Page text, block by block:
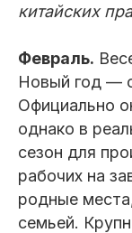
китайских
Февраль.
Новый год —
Официально
однако в
сезон для
рабочих на
родные
семьей.